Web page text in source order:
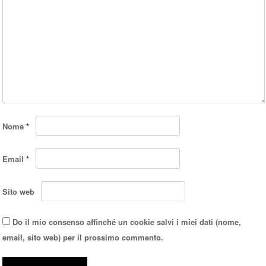
Nome*
Email*
Sito web
Do il mio consenso affinché un cookie salvi i miei dati (nome,
email, sito web) per il prossimo commento.